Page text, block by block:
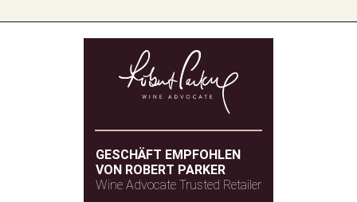
GESCHÄFT EMPFOHLEN
VON ROBERT PARKER
Wine Advocate Trusted Retailer